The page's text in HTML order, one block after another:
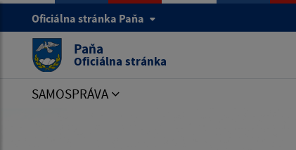
Oficiálna stránka Paňa
Paňa
Oficiálna stránka
SAMOSPRÁVA